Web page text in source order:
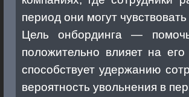
период они могут
Цель онбординга —
положительно влияет на
способствует удержанию
вероятность увольнения в